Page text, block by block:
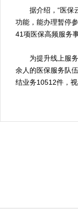
据介绍，“医保云
功能，能办理暂停
41项医保高频服务
为提升线上服务
余人的医保服务队
结业务10512件，